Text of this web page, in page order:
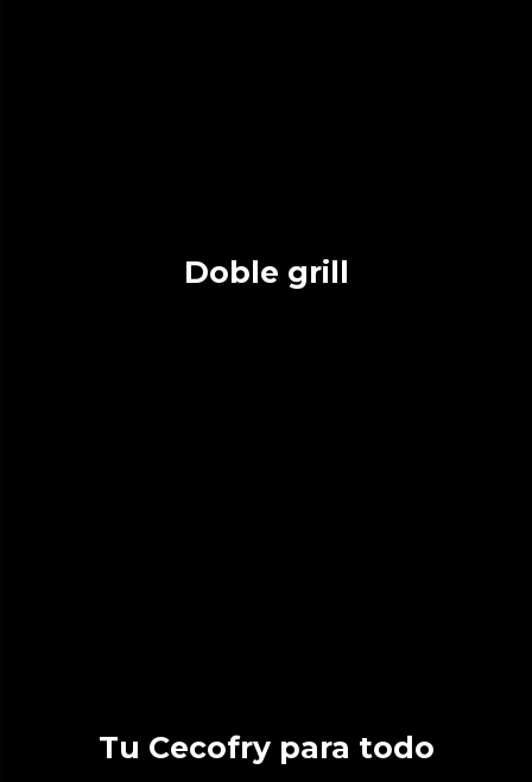
Doble grill
Tu Cecofry para todo